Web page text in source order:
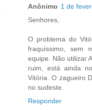
Anônimo 1 de
Senhores,
O problema do
fraquíssimo, sem
equipe. Não utilizar
ruim, está ainda
Vitória. O zagueiro
no sudeste.
Responder